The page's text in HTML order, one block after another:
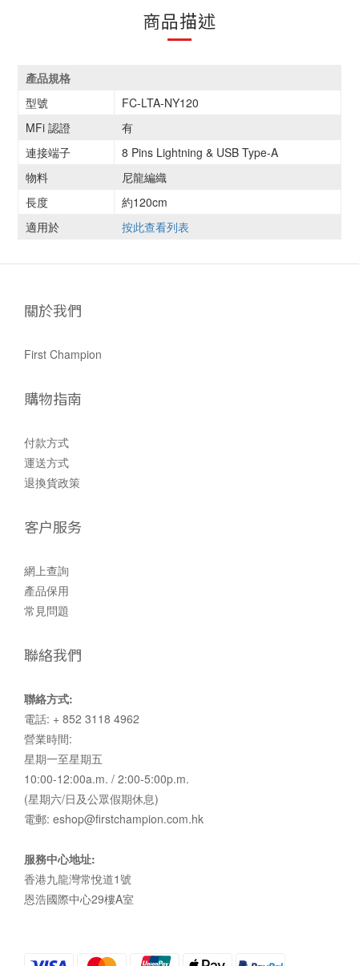
商品描述
產品規格
型號
FC-LTA-NY120
MFi 認證
有
連接端子
8 Pins Lightning & USB Type-A
物料
尼龍編織
長度
約120cm
適用於
按此查看列表
關於我們
First Champion
購物指南
付款方式
運送方式
退換貨政策
客户服务
網上查詢
產品保用
常見問題
聯絡我們
聯絡方式:
電話: + 852 3118 4962
營業時間:
星期一至星期五
10:00-12:00a.m. / 2:00-5:00p.m.
(星期六/日及公眾假期休息)
電郵: eshop@firstchampion.com.hk
服務中心地址:
香港九龍灣常悅道1號
恩浩國際中心29樓A室